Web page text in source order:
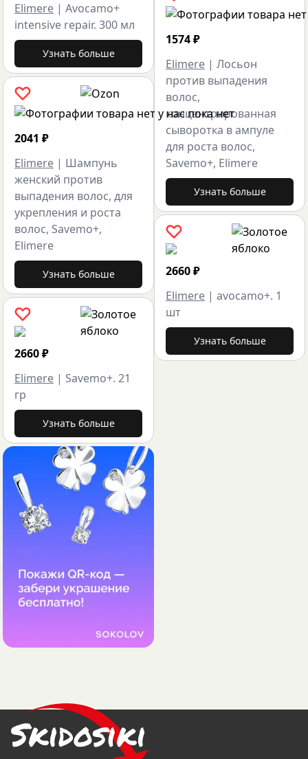
Elimere | Avocamo+
intensive repair. 300 мл
Узнать больше
2041 ₽
Elimere | Шампунь
женский против
выпадения волос, для
укрепления и роста
волос, Savemo+,
Elimere
Узнать больше
2660₽
Elimere | Savemo+. 21
гр
Узнать больше
1574₽
Elimere | Лосьон
против выпадения
волос,
концентрированная
сыворотка в ампуле
для роста волос,
Savemo+, Elimere
Узнать больше
2660₽
Elimere | avocamo+. 1
шт
Узнать больше